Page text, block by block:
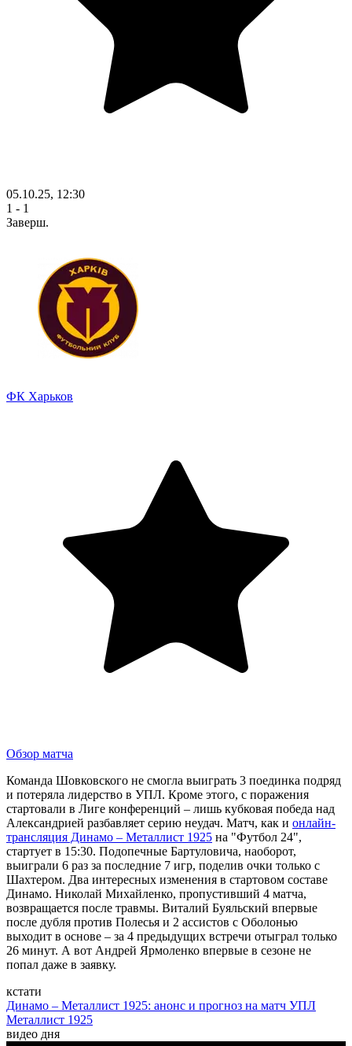
05.10.25, 12:30
1 - 1
Заверш.
ФК Харьков
Обзор матча
Команда Шовковского не смогла выиграть 3 поединка подряд
и потеряла лидерство в УПЛ. Кроме этого, с поражения
стартовали в Лиге конференций – лишь кубковая победа над
Александрией разбавляет серию неудач. Матч, как и онлайн-
трансляция Динамо – Металлист 1925 на "Футбол 24",
стартует в 15:30. Подопечные Бартуловича, наоборот,
выиграли 6 раз за последние 7 игр, поделив очки только с
Шахтером. Два интересных изменения в стартовом составе
Динамо. Николай Михайленко, пропустивший 4 матча,
возвращается после травмы. Виталий Буяльский впервые
после дубля против Полесья и 2 ассистов с Оболонью
выходит в основе – за 4 предыдущих встречи отыграл только
26 минут. А вот Андрей Ярмоленко впервые в сезоне не
попал даже в заявку.
кстати
Динамо – Металлист 1925: анонс и прогноз на матч УПЛ
Металлист 1925
видео дня